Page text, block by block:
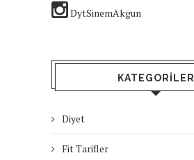
DytSinemAkgun
KATEGORILER
Diyet
Fit Tarifler